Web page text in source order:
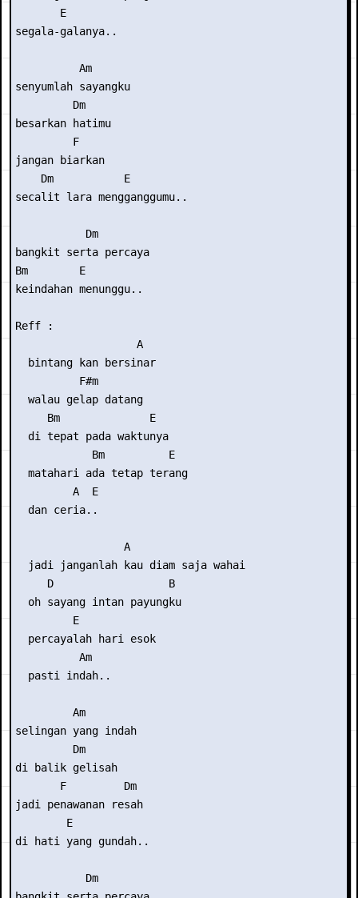
       E
segala-galanya..
          Am
senyumlah sayangku
         Dm
besarkan hatimu
         F
jangan biarkan
    Dm           E
secalit lara mengganggumu..
           Dm
bangkit serta percaya
Bm        E
keindahan menunggu..
Reff :
                   A
  bintang kan bersinar
          F#m
  walau gelap datang
     Bm              E
  di tepat pada waktunya
            Bm          E
  matahari ada tetap terang
         A  E
  dan ceria..
                 A
  jadi janganlah kau diam saja wahai
     D                  B
  oh sayang intan payungku
         E
  percayalah hari esok
          Am
  pasti indah..
         Am
selingan yang indah
         Dm
di balik gelisah
       F         Dm
jadi penawanan resah
        E
di hati yang gundah..
           Dm